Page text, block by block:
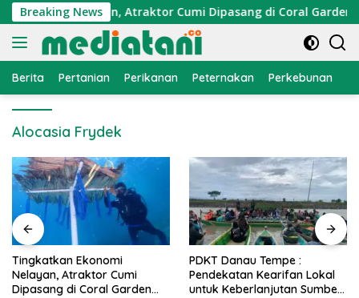
Langsung
ke
konten
Breaking News
Nelayan, Atraktor Cumi Dipasang di Coral Garden
Berita Pertanian Perikanan Peternakan Perkebunan
Alocasia Frydek
PDKT Danau Tempe :
Pendekatan Kearifan Lokal
untuk Keberlanjutan Sumber
Cara Mengatasi Penyakit
PMK pada Sapi Perah
Alami dan Medis